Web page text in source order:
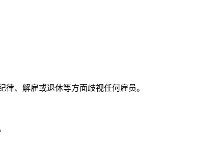
、解雇或退休等方面歧视任何雇员。